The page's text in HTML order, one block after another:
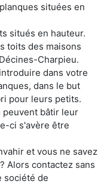
situées en
situés en hauteur.
toits des maisons
Charpieu.
dans votre
dans le but
pour leurs petits.
peuvent bâtir leur
ci s'avère être
et vous ne savez
Alors contactez sans
société de